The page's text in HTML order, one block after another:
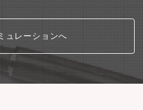
ュレーションへ